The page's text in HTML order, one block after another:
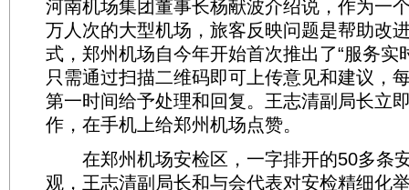
河南机场集团董事长杨献波介绍说，作为一
万人次的大型机场，旅客反映问题是帮助改
式，郑州机场自今年开始首次推出了“服务实
只需通过扫描二维码即可上传意见和建议，
第一时间给予处理和回复。王志清副局长立
作，在手机上给郑州机场点赞。
在郑州机场安检区，一字排开的50多条
观，王志清副局长和与会代表对安检精细化